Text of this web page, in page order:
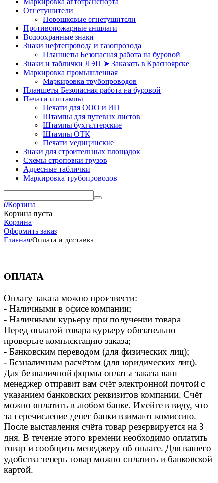
Маркировка автотранспорта
Огнетушители
Порошковые огнетушители
Противопожарные аншлаги
Водоохранные знаки
Знаки нефтепровода и газопровода
Планшеты Безопасная работа на буровой
Знаки и таблички ЛЭП ➤ Заказать в Красноярске
Маркировка промышленная
Маркировка трубопроводов
Планшеты Безопасная работа на буровой
Печати и штампы
Печати для ООО и ИП
Штампы для путевых листов
Штампы бухгалтерские
Штампы ОТК
Печати медицинские
Знаки для строительных площадок
Схемы строповки грузов
Адресные таблички
Маркировка трубопроводов
0Корзина
Корзина пуста
Корзина
Оформить заказ
Главная/Оплата и доставка
ОПЛАТА
Оплату заказа можно произвести:
- Наличными в офисе компании;
- Наличными курьеру при получении товара.
Перед оплатой товара курьеру обязательно
проверьте комплектацию заказа;
- Банковским переводом (для физических лиц);
- Безналичным расчётом (для юридических лиц).
Для безналичной формы оплаты заказа наш
менеджер отправит вам счёт электронной почтой с
указанием банковских реквизитов компании. Счёт
можно оплатить в любом банке. Имейте в виду, что
за перечисление денег банки взимают комиссию.
После выставления счёта товар резервируется на 3
дня. В течение этого времени необходимо оплатить
товар и сообщить менеджеру об оплате. Для вашего
удобства теперь товар можно оплатить и банковской
картой.